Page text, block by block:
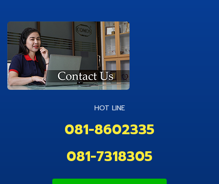
HOT LINE
081-8602335
081-7318305